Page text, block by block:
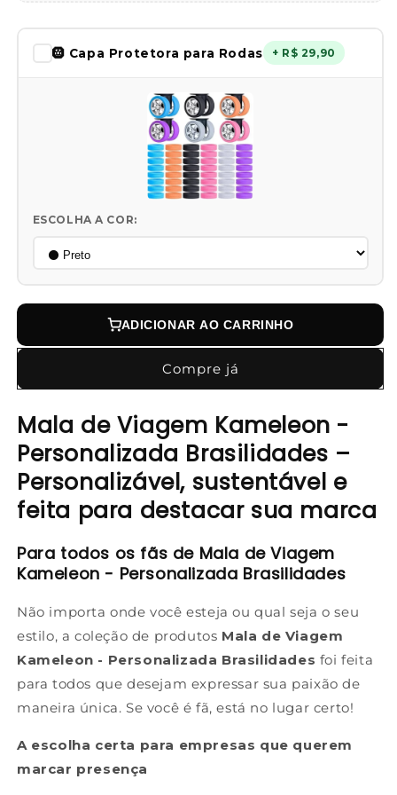
🛞 Capa Protetora para Rodas + R$ 29,90
ESCOLHA A COR:
ADICIONAR AO CARRINHO
Compre já
Mala de Viagem Kameleon -
Personalizada Brasilidades –
Personalizável, sustentável e
feita para destacar sua marca
Para todos os fãs de Mala de Viagem
Kameleon - Personalizada Brasilidades
Não importa onde você esteja ou qual seja o seu
estilo, a coleção de produtos Mala de Viagem
Kameleon - Personalizada Brasilidades foi feita
para todos que desejam expressar sua paixão de
maneira única. Se você é fã, está no lugar certo!
A escolha certa para empresas que querem
marcar presença